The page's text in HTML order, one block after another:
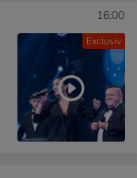
Exclusiv
16:00